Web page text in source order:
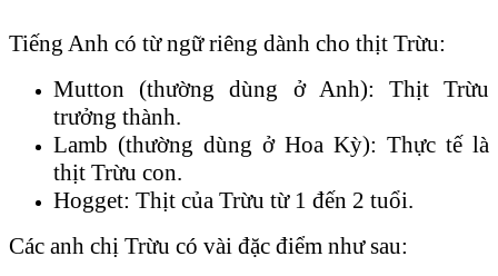
Tiếng Anh có từ ngữ riêng dành cho thịt Trừu:
Mutton (thường dùng ở Anh): Thịt Trừu
trưởng thành.
Lamb (thường dùng ở Hoa Kỳ): Thực tế là
thịt Trừu con.
Hogget: Thịt của Trừu từ 1 đến 2 tuổi.
Các anh chị Trừu có vài đặc điểm như sau: